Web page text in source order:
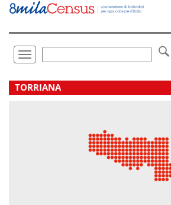
Vai
direttamente
Toggle
navigation
.
TORRIANA